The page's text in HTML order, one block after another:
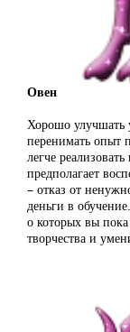
Овен
Хорошо улучшать
перенимать опыт
легче
предполагает
– отказ от
деньги в
о которых вы
творчества и